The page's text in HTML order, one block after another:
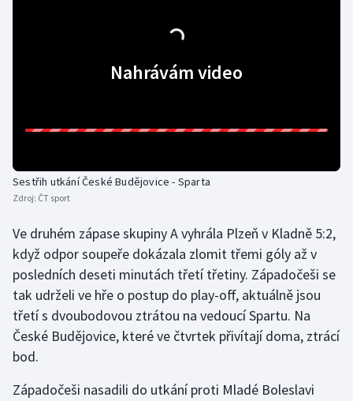
Sportovní střelba
Stolní tenis
Triatlon
Veslování
Vodní slalom
Nahrávám video
Sestřih utkání České Budějovice - Sparta
Zdroj: ČT sport
Ve druhém zápase skupiny A vyhrála Plzeň v Kladně 5:2,
když odpor soupeře dokázala zlomit třemi góly až v
posledních deseti minutách třetí třetiny. Západočeši se
tak udrželi ve hře o postup do play-off, aktuálně jsou
třetí s dvoubodovou ztrátou na vedoucí Spartu. Na
České Budějovice, které ve čtvrtek přivítají doma, ztrácí
bod.
Západočeši nasadili do utkání proti Mladé Boleslavi